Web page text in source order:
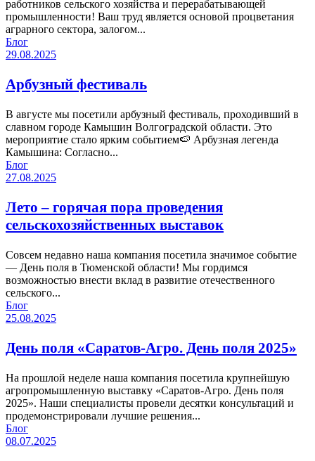
работников сельского хозяйства и перерабатывающей
промышленности! Ваш труд является основой процветания
аграрного сектора, залогом...
Блог
29.08.2025
Арбузный фестиваль
В августе мы посетили арбузный фестиваль, проходивший в
славном городе Камышин Волгоградской области. Это
мероприятие стало ярким событием🍉 Арбузная легенда
Камышина: Согласно...
Блог
27.08.2025
Лето – горячая пора проведения
сельскохозяйственных выставок
Совсем недавно наша компания посетила значимое событие
— День поля в Тюменской области! Мы гордимся
возможностью внести вклад в развитие отечественного
сельского...
Блог
25.08.2025
День поля «Саратов-Агро. День поля 2025»
На прошлой неделе наша компания посетила крупнейшую
агропромышленную выставку «Саратов-Агро. День поля
2025». Наши специалисты провели десятки консультаций и
продемонстрировали лучшие решения...
Блог
08.07.2025